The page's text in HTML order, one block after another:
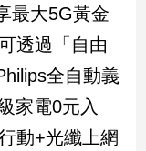
最大5G黃金
透過「自由
全自動義
家電0元入
動+光纖上網